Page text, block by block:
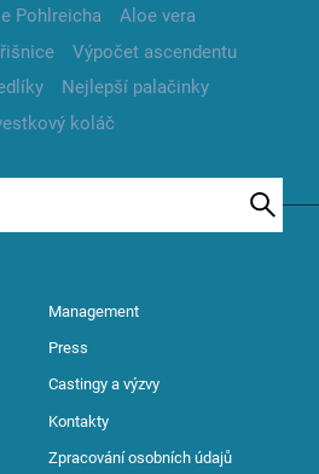
Pohlreicha
Aloe vera
Výpočet ascendentu
Nejlepší palačinky
koláč
Management
Press
Castingy a výzvy
Kontakty
Zpracování osobních údajů